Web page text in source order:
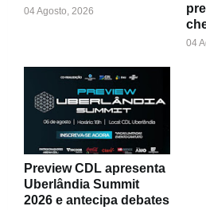
04 Agosto, 2026
04
Preview CDL apresenta
Uberlândia Summit
2026 e antecipa debates